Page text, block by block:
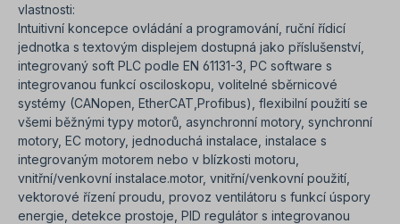
vlastnosti:
Intuitivní koncepce ovládání a programování, ruční řídicí
jednotka s textovým displejem dostupná jako příslušenství,
integrovaný soft PLC podle EN 61131-3, PC software s
integrovanou funkcí osciloskopu, volitelné sběrnicové
systémy (CANopen, EtherCAT,Profibus), flexibilní použití se
všemi běžnými typy motorů, asynchronní motory, synchronní
motory, EC motory, jednoduchá instalace, instalace s
integrovaným motorem nebo v blízkosti motoru,
vnitřní/venkovní instalace.motor, vnitřní/venkovní použití,
vektorové řízení proudu, provoz ventilátoru s funkcí úspory
energie, detekce prostoje, PID regulátor s integrovanou